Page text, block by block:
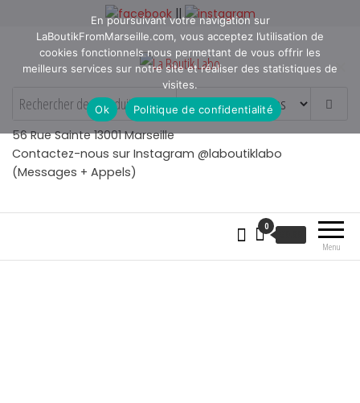
||
La Boutik Labo
La boutique de denicheur
de talents à Marseille en
Provence
56 Rue Sainte 13001 Marseille
Contactez-nous sur Instagram @laboutiklabo
(Messages + Appels)
Menu
0
En poursuivant votre navigation sur
LaBoutikFromMarseille.com, vous acceptez l’utilisation de
cookies fonctionnels nous permettant de vous offrir les
meilleurs services sur notre site et réaliser des statistiques de
visites.
Ok
Politique de confidentialité